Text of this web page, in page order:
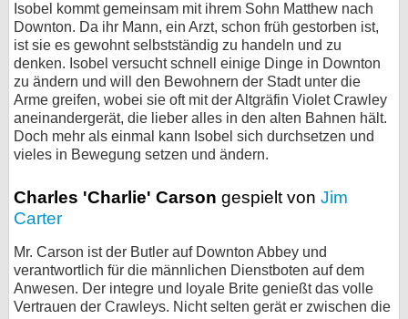
Isobel kommt gemeinsam mit ihrem Sohn Matthew nach
Downton. Da ihr Mann, ein Arzt, schon früh gestorben ist,
ist sie es gewohnt selbstständig zu handeln und zu
denken. Isobel versucht schnell einige Dinge in Downton
zu ändern und will den Bewohnern der Stadt unter die
Arme greifen, wobei sie oft mit der Altgräfin Violet Crawley
aneinandergerät, die lieber alles in den alten Bahnen hält.
Doch mehr als einmal kann Isobel sich durchsetzen und
vieles in Bewegung setzen und ändern.
Charles 'Charlie' Carson gespielt von Jim
Carter
Mr. Carson ist der Butler auf Downton Abbey und
verantwortlich für die männlichen Dienstboten auf dem
Anwesen. Der integre und loyale Brite genießt das volle
Vertrauen der Crawleys. Nicht selten gerät er zwischen die